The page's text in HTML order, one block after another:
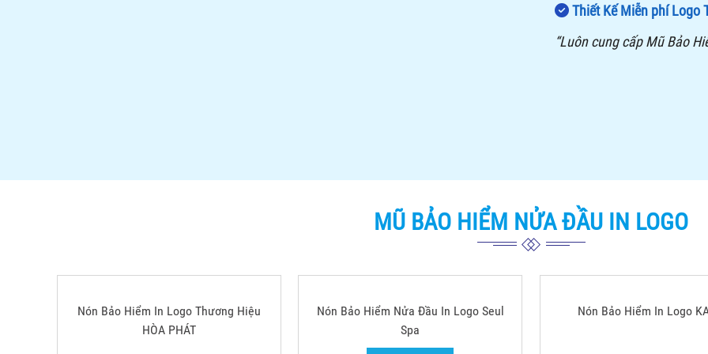
Thiết Kế Miễn phí Logo
“Luôn cung cấp Mũ Bảo
MŨ BẢO HIỂM NỬA ĐẦU IN LOGO